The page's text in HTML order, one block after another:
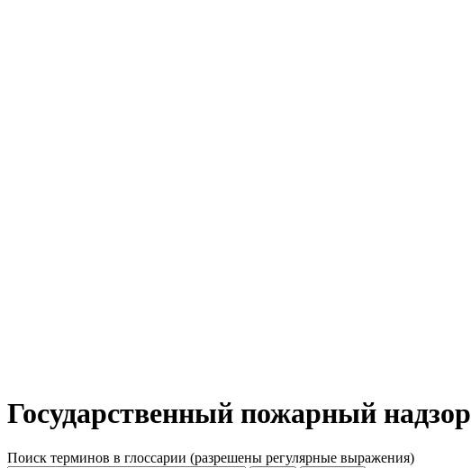
Государственный пожарный надзор
Поиск терминов в глоссарии (разрешены регулярные выражения)